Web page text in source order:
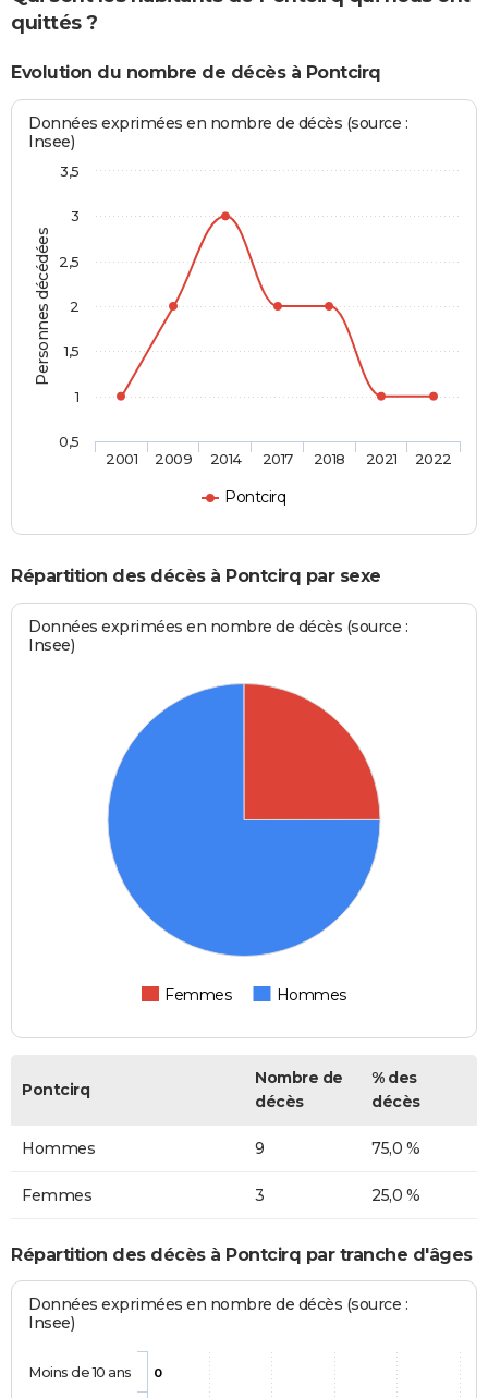
quittés ?
Evolution du nombre de décès à Pontcirq
Personnes décédées
Données exprimées en nombre de décès (source :
Insee)
Pontcirq
2001 2009 2014 2017 2018 2021 2022
0,5
1
1,5
2
2,5
3
3,5
Répartition des décès à Pontcirq par sexe
Données exprimées en nombre de décès (source :
Insee)
Femmes Hommes
Pontcirq
Nombre de
décès
% des
décès
Hommes 9 75,0 %
Femmes 3 25,0 %
Répartition des décès à Pontcirq par tranche d'âges
Données exprimées en nombre de décès (source :
Insee)
0
Moins de 10 ans